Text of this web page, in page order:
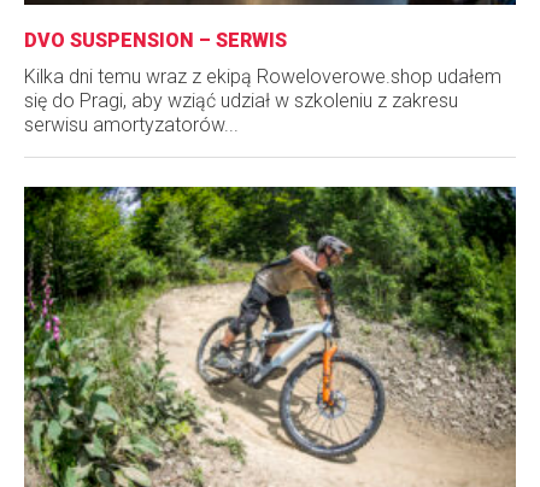
DVO SUSPENSION – SERWIS
Kilka dni temu wraz z ekipą Roweloverowe.shop udałem
się do Pragi, aby wziąć udział w szkoleniu z zakresu
serwisu amortyzatorów...